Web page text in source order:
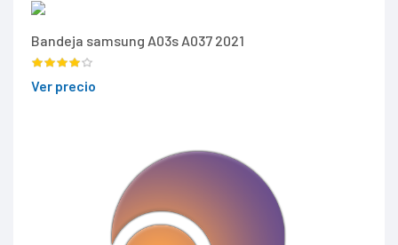
Bandeja samsung A03s A037 2021
Ver precio